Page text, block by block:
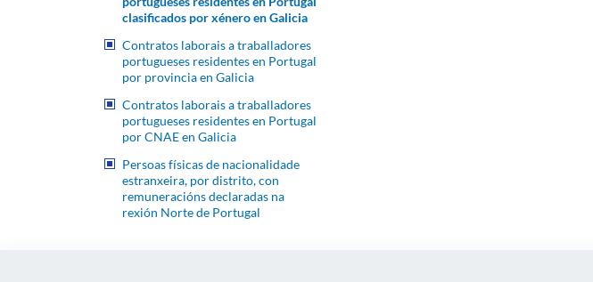
clasificados por xénero en Galicia
Contratos laborais a traballadores
portugueses residentes en Portugal
por provincia en Galicia
Contratos laborais a traballadores
portugueses residentes en Portugal
por CNAE en Galicia
Persoas físicas de nacionalidade
estranxeira, por distrito, con
remuneracións declaradas na
rexión Norte de Portugal